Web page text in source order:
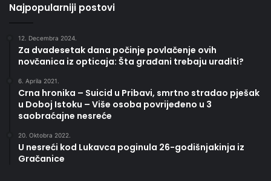
Najpopularniji postovi
12. Decembra 2024.
Za dvadesetak dana počinje povlačenje ovih
novčanica iz opticaja: Šta građani trebaju uraditi?
6. Aprila 2021.
Crna hronika – Suicid u Pribavi, smrtno stradao pješak
u Doboj Istoku – Više osoba povrijeđeno u 3
saobraćajne nesreće
20. Oktobra 2022.
U nesreći kod Lukavca poginula 26-godišnjakinja iz
Gračanice